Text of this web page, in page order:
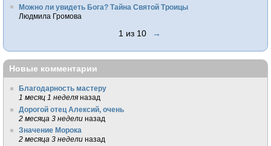
Можно ли увидеть Бога? Тайна Святой Троицы
Людмила Громова
1 из 10 →
Новые комментарии
Благодарность мастеру
1 месяц 1 неделя назад
Дорогой отец Алексий, очень
2 месяца 3 недели назад
Значение Морока
2 месяца 3 недели назад